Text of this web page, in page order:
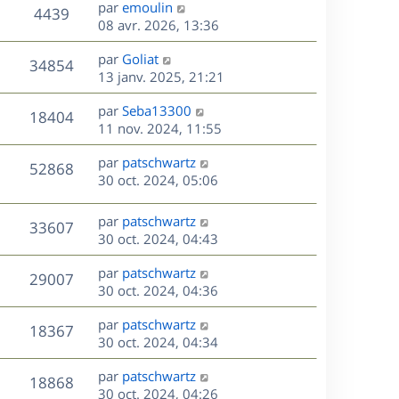
e
s
n
i
e
r
m
e
s
s
a
g
e
4439V
u
e
s
D
e
r
n
i
e
r
m
e
s
s
a
g
e
par emoulin
08 avr. 2026, 13:36
34854V
u
s
D
e
r
n
i
e
r
m
e
s
s
a
g
e
par Goliat
13 janv. 2025, 21:21
18404V
u
e
D
e
r
n
i
e
r
m
e
s
s
a
g
e
par Seba13300
11 nov. 2024, 11:55
52868V
u
e
D
e
n
i
e
r
m
e
s
s
a
g
e
par patschwartz
30 oct. 2024, 05:06
33607V
u
s
D
e
r
n
i
e
r
m
e
s
par patschwartz
30 oct. 2024, 04:43
29007V
u
s
D
e
r
n
i
e
r
par patschwartz
30 oct. 2024, 04:36
18367V
u
e
D
e
r
n
i
par patschwartz
30 oct. 2024, 04:34
18868V
D
e
par patschwartz
30 oct. 2024, 04:26